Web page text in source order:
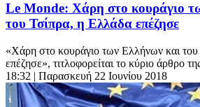
Le Monde: Χάρη στο κουράγιο
του Τσίπρα, η Ελλάδα επέζησε
«Χάρη στο κουράγιο των Ελλήνων και
επέζησε», τιτλοφορείται το κύριο άρθρο
18:32 | Παρασκευή 22 Ιουνίου 2018